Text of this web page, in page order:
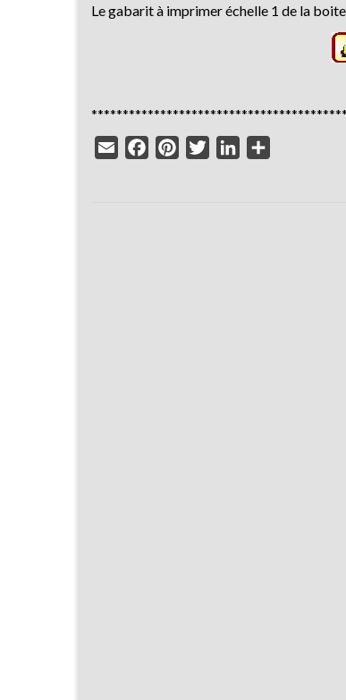
Le gabarit à imprimer échelle 1 de la
Email
FacebookPinterestTwitterLinkedIn